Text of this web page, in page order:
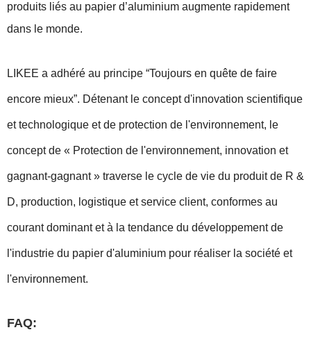
produits liés au papier d’aluminium augmente rapidement
dans le monde.
LIKEE a adhéré au principe “Toujours en quête de faire
encore mieux”. Détenant le concept d'innovation scientifique
et technologique et de protection de l'environnement, le
concept de « Protection de l'environnement, innovation et
gagnant-gagnant » traverse le cycle de vie du produit de R &
D, production, logistique et service client, conformes au
courant dominant et à la tendance du développement de
l'industrie du papier d'aluminium pour réaliser la société et
l'environnement.
FAQ: